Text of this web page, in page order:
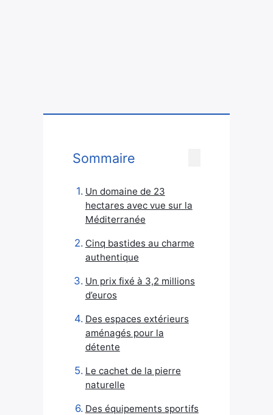
Sommaire
Un domaine de 23
hectares avec vue sur la
Méditerranée
Cinq bastides au charme
authentique
Un prix fixé à 3,2 millions
d’euros
Des espaces extérieurs
aménagés pour la
détente
Le cachet de la pierre
naturelle
Des équipements sportifs